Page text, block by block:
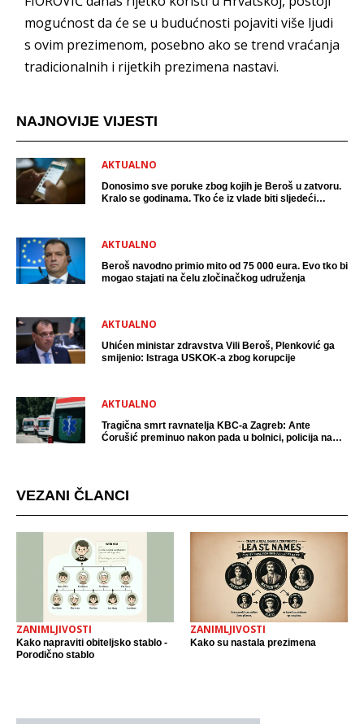
mogućnost da će se u budućnosti pojaviti više ljudi
s ovim prezimenom, posebno ako se trend vraćanja
tradicionalnih i rijetkih prezimena nastavi.
NAJNOVIJE VIJESTI
AKTUALNO
Donosimo sve poruke zbog kojih je Beroš u zatvoru.
Kralo se godinama. Tko će iz vlade biti sljedeći
AKTUALNO
Beroš navodno primio mito od 75 000 eura. Evo tko bi
mogao stajati na čelu zločinačkog udruženja
AKTUALNO
Uhićen ministar zdravstva Vili Beroš, Plenković ga
smijenio: Istraga USKOK-a zbog korupcije
AKTUALNO
Tragična smrt ravnatelja KBC-a Zagreb: Ante
Ćorušić preminuo nakon pada u bolnici, policija na
VEZANI ČLANCI
ZANIMLJIVOSTI
Kako napraviti obiteljsko stablo -
Porodično stablo
ZANIMLJIVOSTI
Kako su nastala prezimena